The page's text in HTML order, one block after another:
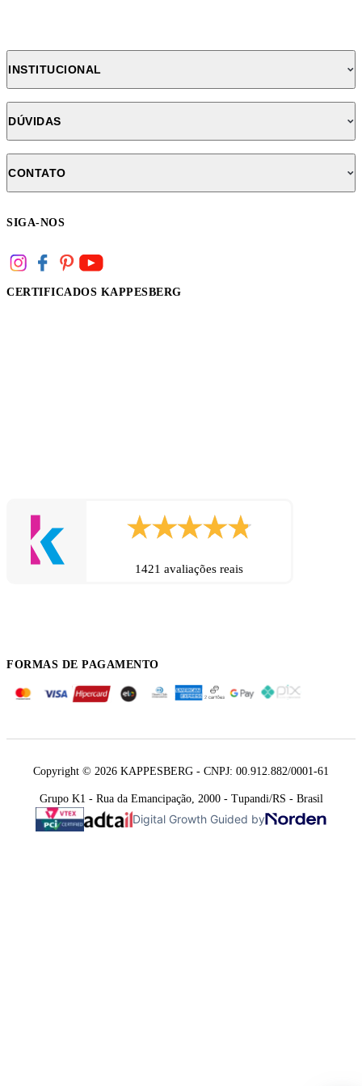
INSTITUCIONAL
DÚVIDAS
CONTATO
SIGA-NOS
CERTIFICADOS KAPPESBERG
1421 avaliações reais
FORMAS DE PAGAMENTO
Copyright © 2026 KAPPESBERG - CNPJ: 00.912.882/0001-61
Grupo K1 - Rua da Emancipação, 2000 - Tupandi/RS - Brasil
Digital Growth Guided by